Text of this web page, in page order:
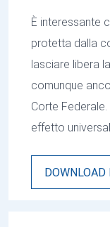
È interessante
protetta dalla
lasciare libera
comunque
Corte
effetto